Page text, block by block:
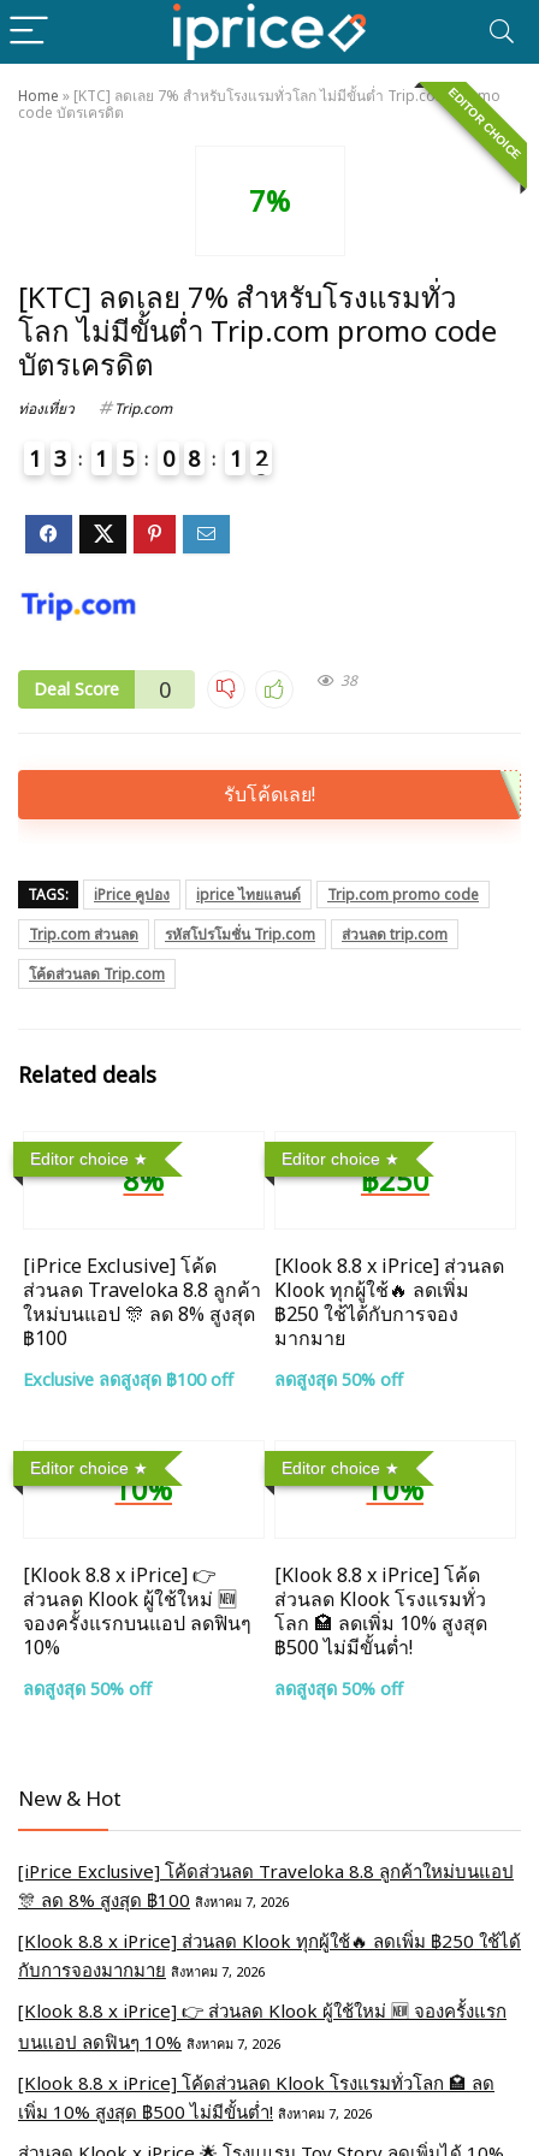
Home » [KTC] ลดเลย 7% สำหรับโรงแรมทั่วโลก ไม่มีขั้นต่ำ Trip.com promo
code บัตรเครดิต
EDITOR CHOICE
7%
[KTC] ลดเลย 7% สำหรับโรงแรมทั่ว
โลก ไม่มีขั้นต่ำ Trip.com promo code
บัตรเครดิต
ท่องเที่ยว Trip.com
1 3 1 5 0 8 1 2
Deal Score 0 38
รับโค้ดเลย!
TAGS: iPrice คูปอง iprice ไทยแลนด์
Trip.com promo code
Trip.com ส่วนลด
รหัสโปรโมชั่น Trip.com
ส่วนลด trip.com
โค้ดส่วนลด Trip.com
Related deals
Editor choice
8%
[iPrice Exclusive] โค้ด
ส่วนลด Traveloka 8.8 ลูกค้า
ใหม่บนแอป 🎊 ลด 8% สูงสุด​
฿100
Exclusive ลดสูงสุด ฿100 off
Editor choice
฿250
[Klook 8.8 x iPrice] ส่วนลด
Klook ทุกผู้ใช้🔥 ลดเพิ่ม
฿250 ใช้ได้กับการจอง
มากมาย
ลดสูงสุด 50% off
Editor choice
10%
[Klook 8.8 x iPrice] 👉
ส่วนลด Klook ผู้ใช้ใหม่ 🆕
จองครั้งแรกบนแอป ลดฟินๆ
10%
ลดสูงสุด 50% off
Editor choice
10%
[Klook 8.8 x iPrice] โค้ด
ส่วนลด Klook โรงแรมทั่ว
โลก 🏩 ลดเพิ่ม 10% สูงสุด
฿500 ไม่มีขั้นต่ำ!
ลดสูงสุด 50% off
New & Hot
[iPrice Exclusive] โค้ดส่วนลด Traveloka 8.8 ลูกค้าใหม่บนแอป
🎊 ลด 8% สูงสุด​ ฿100 สิงหาคม 7, 2026
[Klook 8.8 x iPrice] ส่วนลด Klook ทุกผู้ใช้🔥 ลดเพิ่ม ฿250 ใช้ได้
กับการจองมากมาย สิงหาคม 7, 2026
[Klook 8.8 x iPrice] 👉 ส่วนลด Klook ผู้ใช้ใหม่ 🆕 จองครั้งแรก
บนแอป ลดฟินๆ 10% สิงหาคม 7, 2026
[Klook 8.8 x iPrice] โค้ดส่วนลด Klook โรงแรมทั่วโลก 🏩 ลด
เพิ่ม 10% สูงสุด ฿500 ไม่มีขั้นต่ำ! สิงหาคม 7, 2026